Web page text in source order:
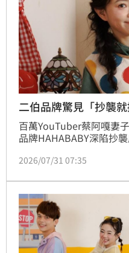
二伯品牌驚見「抄襲
百萬YouTuber蔡阿嘎妻
品牌HAHABABY深陷抄
沒有止血，反而越燒越旺
高調喊話若遭抄襲將依
爭議，被大批網友狂酸
2026/07/31 07:35